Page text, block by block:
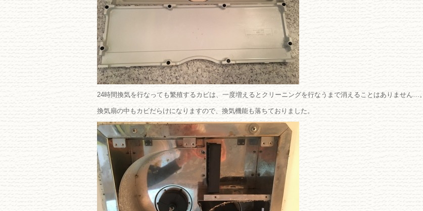
24時間換気を行なっても繁殖するカビは、一度増えるとクリーニングを行なうまで消えることはありません…。
換気扇の中もカビだらけになりますので、換気機能も落ちておりました。